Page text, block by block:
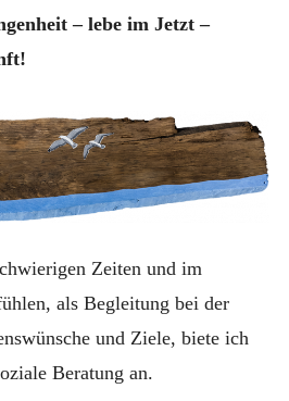
– lebe im Jetzt –
Zeiten und im
als Begleitung bei der
und Ziele, biete ich
Beratung an.